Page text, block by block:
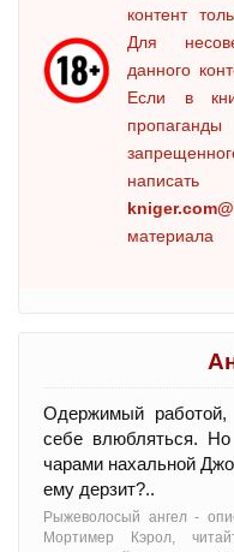
контент
Для
данного
Если в
материала
Одержимый работой,
себе влюбляться.
чарами нахальной
ему дерзит?..
Рыжеволосый ангел -
Мортимер Кэрол,